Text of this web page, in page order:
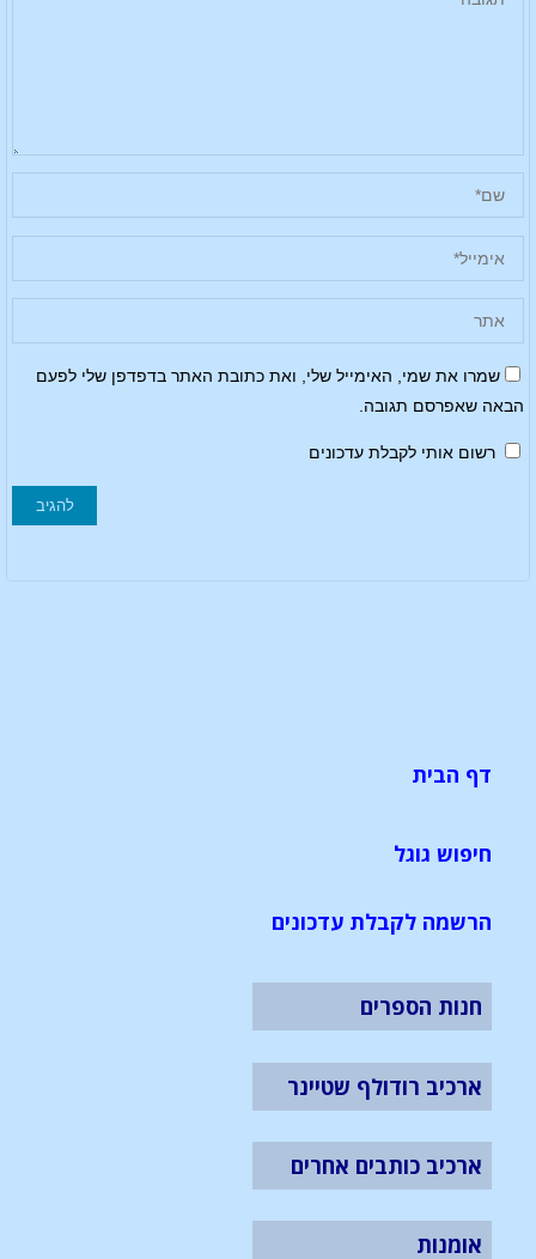
שמרו את שמי, האימייל שלי, ואת כתובת האתר בדפדפן שלי לפעם
הבאה שאפרסם תגובה.
רשום אותי לקבלת עדכונים
דף הבית
חיפוש גוגל
הרשמה לקבלת עדכונים
חנות הספרים
ארכיב רודולף שטיינר
ארכיב כותבים אחרים
אומנות